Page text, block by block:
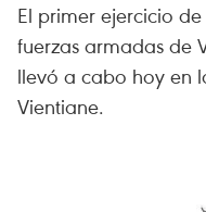
El primer ejercicio
fuerzas armadas de
llevó a cabo hoy en
Vientiane.